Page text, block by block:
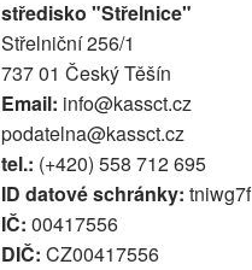
středisko "Střelnice"
Střelniční 256/1
737 01 Český Těšín
Email: info@kassct.cz
podatelna@kassct.cz
tel.: (+420) 558 712 695
ID datové schránky: tniwg7f
IČ: 00417556
DIČ: CZ00417556